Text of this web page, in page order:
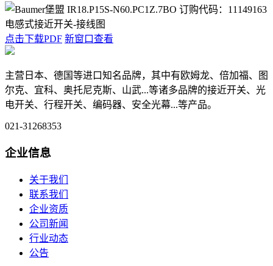
点击下载PDF 新窗口查看
主营日本、德国等进口知名品牌，其中有欧姆龙、倍加福、图
尔克、宜科、奥托尼克斯、山武...等诸多品牌的接近开关、光
电开关、行程开关、编码器、安全光幕...等产品。
021-31268353
企业信息
关于我们
联系我们
企业资质
公司新闻
行业动态
公告